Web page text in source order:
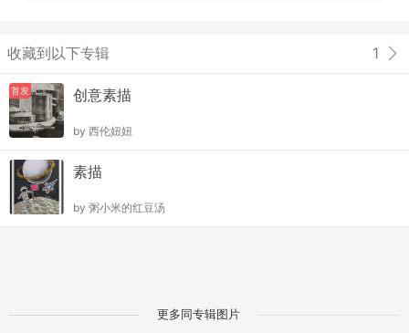
收藏到以下专辑 1
首发 创意素描
by 西伦妞妞
素描
by 粥小米的红豆汤
更多同专辑图片